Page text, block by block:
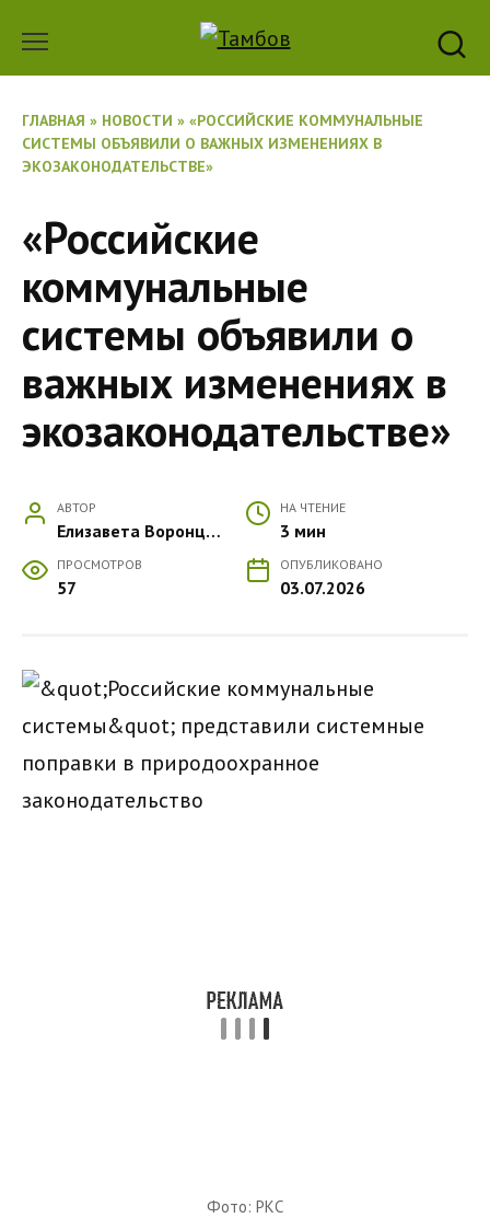
содержанию
ГЛАВНАЯ » НОВОСТИ » «РОССИЙСКИЕ КОММУНАЛЬНЫЕ
СИСТЕМЫ ОБЪЯВИЛИ О ВАЖНЫХ ИЗМЕНЕНИЯХ В
ЭКОЗАКОНОДАТЕЛЬСТВЕ»
«Российские
коммунальные
системы объявили о
важных изменениях в
экозаконодательстве»
АВТОР
Елизавета Воронцова
НА ЧТЕНИЕ
3 мин
ПРОСМОТРОВ
57
ОПУБЛИКОВАНО
03.07.2026
Фото: РКС